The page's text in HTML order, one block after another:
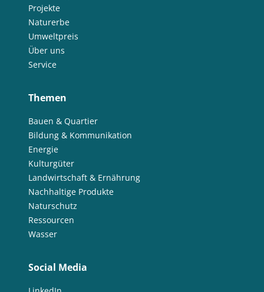
Projekte
Naturerbe
Umweltpreis
Über uns
Service
Themen
Bauen & Quartier
Bildung & Kommunikation
Energie
Kulturgüter
Landwirtschaft & Ernährung
Nachhaltige Produkte
Naturschutz
Ressourcen
Wasser
Social Media